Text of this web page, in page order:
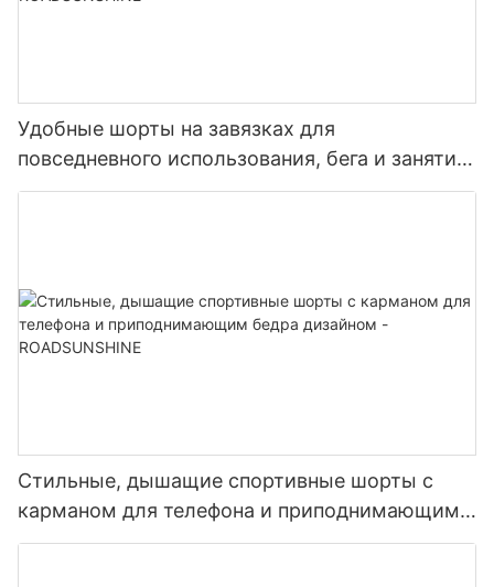
Удобные шорты на завязках для
повседневного использования, бега и занятий
в спортзале - ROADSUNSHINE
Стильные, дышащие спортивные шорты с
карманом для телефона и приподнимающим
бедра дизайном - ROADSUNSHINE